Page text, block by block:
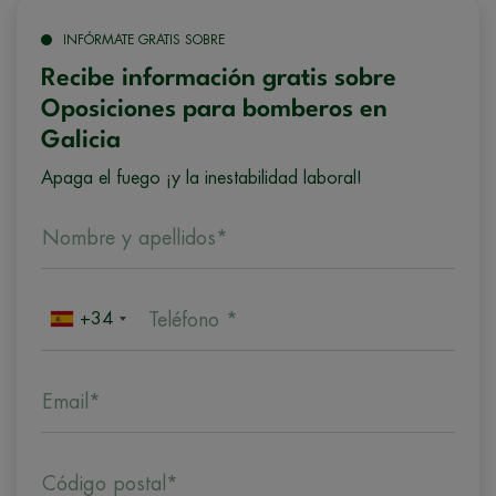
INFÓRMATE GRATIS SOBRE
Recibe información gratis sobre
Oposiciones para bomberos en
Galicia
Apaga el fuego ¡y la inestabilidad laboral!
Nombre y apellidos*
+34 Teléfono *
Email*
Código postal*